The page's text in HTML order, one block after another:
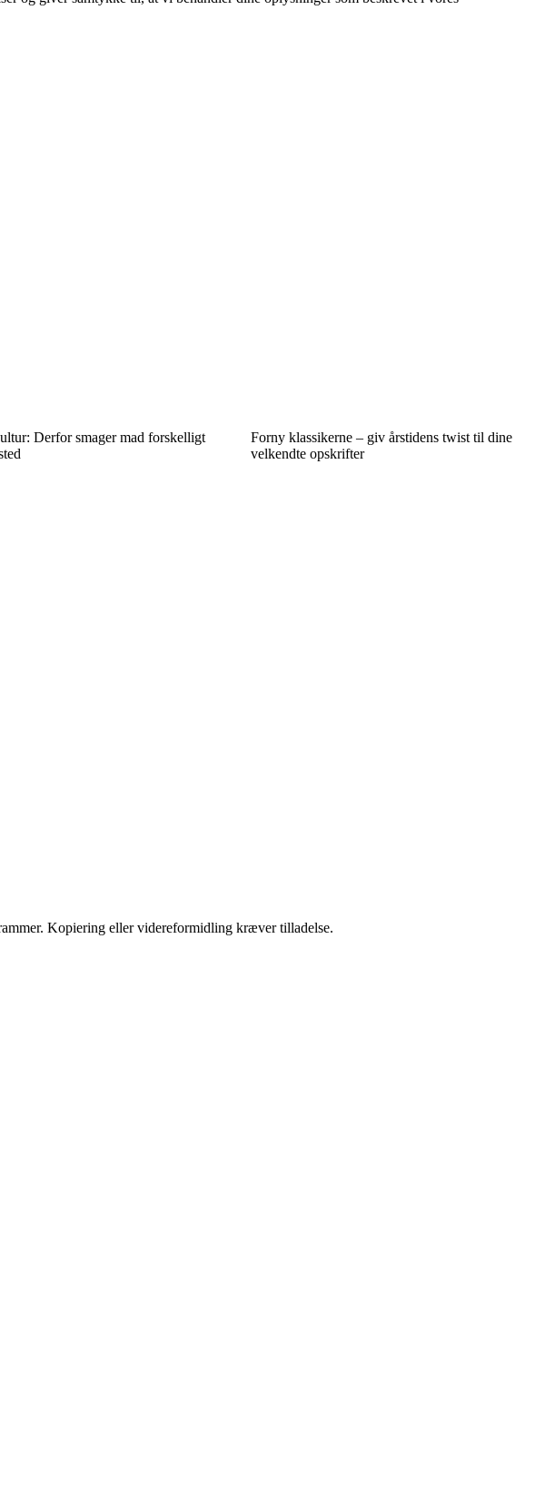
Derfor smager mad forskelligt
Forny klassikerne – giv årstidens twist til dine
velkendte opskrifter
Kopiering eller videreformidling kræver tilladelse.